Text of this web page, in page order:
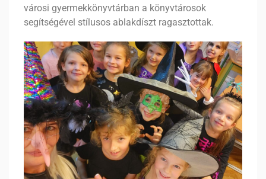
városi gyermekkönyvtárban a könyvtárosok
segítségével stílusos ablakdíszt ragasztottak.